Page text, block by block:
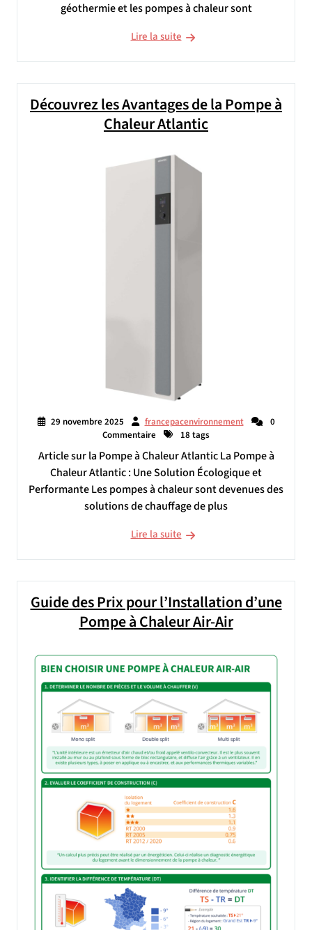
géothermie et les pompes à chaleur sont
Lire la suite
Découvrez les Avantages de la Pompe à
Chaleur Atlantic
29 novembre 2025 francepacenvironnement
0
Commentaire
18 tags
Article sur la Pompe à Chaleur Atlantic La Pompe à
Chaleur Atlantic : Une Solution Écologique et
Performante Les pompes à chaleur sont devenues des
solutions de chauffage de plus
Lire la suite
Guide des Prix pour l’Installation d’une
Pompe à Chaleur Air-Air